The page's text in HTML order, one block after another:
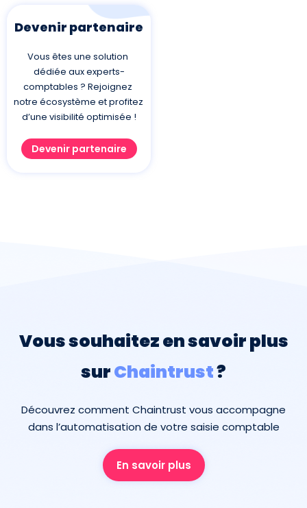
Devenir partenaire
Vous êtes une solution
dédiée aux experts-
comptables ? Rejoignez
notre écosystème et profitez
d’une visibilité optimisée !
Devenir partenaire
Vous souhaitez en savoir plus
surChaintrust?
Découvrez comment Chaintrust vous accompagne
dans l’automatisation de votre saisie comptable
En savoir plus